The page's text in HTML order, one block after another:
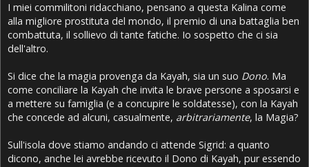
I miei commilitoni ridacchiano, pensano a questa Kalina come
alla migliore prostituta del mondo, il premio di una battaglia ben
combattuta, il sollievo di tante fatiche. Io sospetto che ci sia
dell'altro.
Si dice che la magia provenga da Kayah, sia un suo Dono. Ma
come conciliare la Kayah che invita le brave persone a sposarsi e
a mettere su famiglia (e a concupire le soldatesse), con la Kayah
che concede ad alcuni, casualmente, arbitrariamente, la Magia?
Sull'isola dove stiamo andando ci attende Sigrid: a quanto
dicono, anche lei avrebbe ricevuto il Dono di Kayah, pur essendo